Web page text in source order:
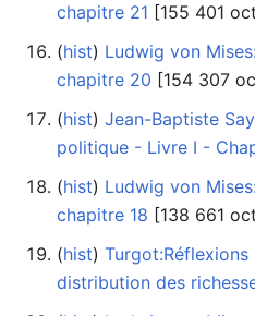
chapitre 21 ‎[155 401
(hist) ‎ Ludwig von
chapitre 20 ‎[154 307
(hist) ‎ Jean-Baptiste
politique - Livre I -
(hist) ‎ Ludwig von
chapitre 18 ‎[138 661
(hist) ‎
distribution des